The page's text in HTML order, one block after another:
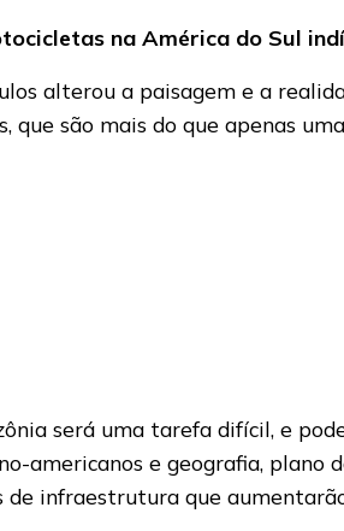
na América do Sul
alterou a paisagem e a
que são mais do que apenas
será uma tarefa difícil, e
americanos e geografia, plano
infraestrutura que